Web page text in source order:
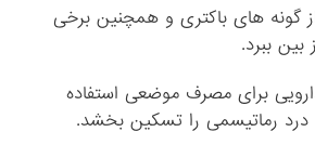
گونه های باکتری و همچنین برخی
بین ببرد.
برای مصرف موضعی استفاده
درد رماتیسمی را تسکین بخشد.